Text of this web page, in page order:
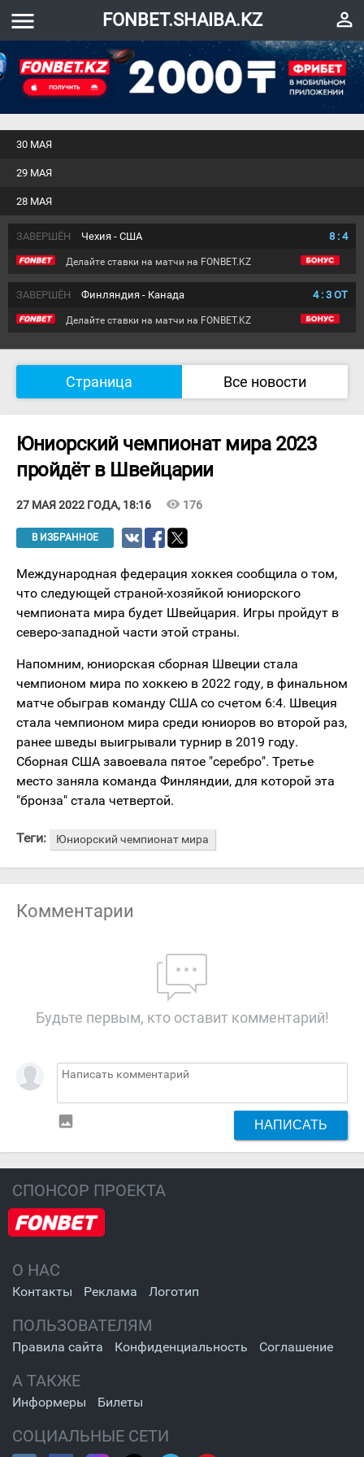
menu FONBET.SHAIBA.KZ perm_identity
28 МАЯ
29 МАЯ
30 МАЯ
ЗАВЕРШЁН Чехия - США 8 : 4
Делайте ставки на матчи на FONBET.KZ
ЗАВЕРШЁН Финляндия - Канада 4: 3 ОТ
Делайте ставки на матчи на FONBET.KZ
Страница Все новости
Юниорский чемпионат мира 2023
пройдёт в Швейцарии
27 МАЯ 2022 ГОДА, 18:16 visibility 176
В ИЗБРАННОЕ
Международная федерация хоккея сообщила о том,
что следующей страной-хозяйкой юниорского
чемпионата мира будет Швейцария. Игры пройдут в
северо-западной части этой страны.
Напомним, юниорская сборная Швеции стала
чемпионом мира по хоккею в 2022 году, в финальном
матче обыграв команду США со счетом 6:4. Швеция
стала чемпионом мира среди юниоров во второй раз,
ранее шведы выигрывали турнир в 2019 году.
Сборная США завоевала пятое "серебро". Третье
место заняла команда Финляндии, для которой эта
"бронза" стала четвертой.
Теги: Юниорский чемпионат мира
Комментарии
Будьте первым, кто оставит комментарий!
insert_photo НАПИСАТЬ
СПОНСОР ПРОЕКТА
О НАС
Контакты Реклама Логотип
ПОЛЬЗОВАТЕЛЯМ
Правила сайта Конфиденциальность Соглашение
А ТАКЖЕ
Информеры Билеты
СОЦИАЛЬНЫЕ СЕТИ